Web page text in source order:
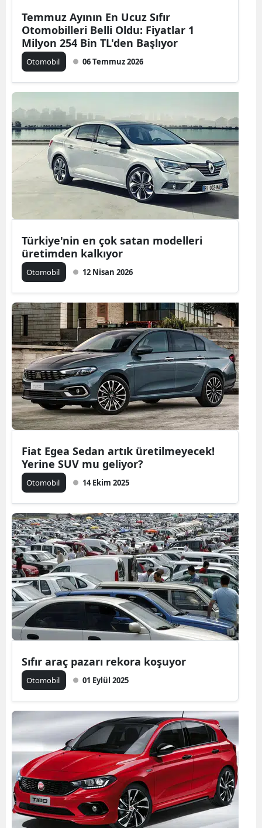
Gaziantep
Gümüşhane
Hakkari
Hatay
Isparta
Kars
Kastamonu
Kayseri
Kırklareli
Kırşehir
Kocaeli
Manisa
Mardin
Muğla
Muş
Nevşehir
Rize
Sakarya
Samsun
Siirt
Sinop
Temmuz Ayının En Ucuz Sıfır
Otomobilleri Belli Oldu: Fiyatlar 1
Milyon 254 Bin TL'den Başlıyor
Otomobil 06 Temmuz 2026
Türkiye'nin en çok satan modelleri
üretimden kalkıyor
Otomobil 12 Nisan 2026
Fiat Egea Sedan artık üretilmeyecek!
Yerine SUV mu geliyor?
Otomobil 14 Ekim 2025
Sıfır araç pazarı rekora koşuyor
Otomobil 01 Eylül 2025